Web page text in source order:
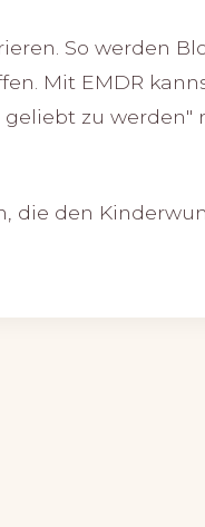
So werden
Mit EMDR
zu werden"
die den